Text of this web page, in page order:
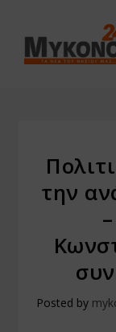
την
Posted by